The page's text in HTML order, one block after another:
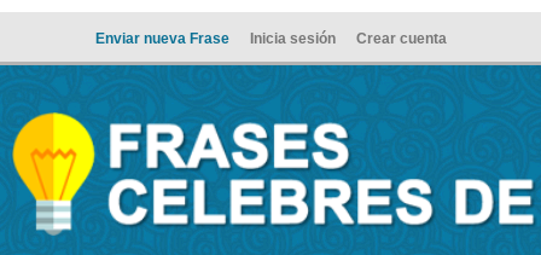
Enviar nueva Frase Inicia sesión Crear cuenta